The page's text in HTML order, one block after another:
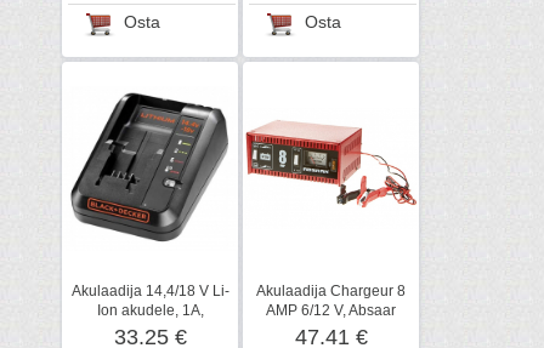
Osta Osta
Akulaadija 14,4/18 V Li-
Ion akudele, 1A,
Black+Decker
33.25 €
Akulaadija Chargeur 8
AMP 6/12 V, Absaar
47.41 €